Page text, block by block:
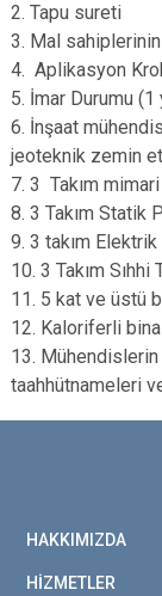
2. Tapu sureti
3. Mal
4. Aplikasyon
5. İmar Durumu (1
6. İnşaat
jeoteknik zemin
7. 3 Takım
8. 3 Takım Statik
9. 3 takım
10. 3 Takım
11. 5 kat ve üstü
12. Kaloriferli
13.
taahhütnameleri
HAKKIMIZDA
HİZMETLER